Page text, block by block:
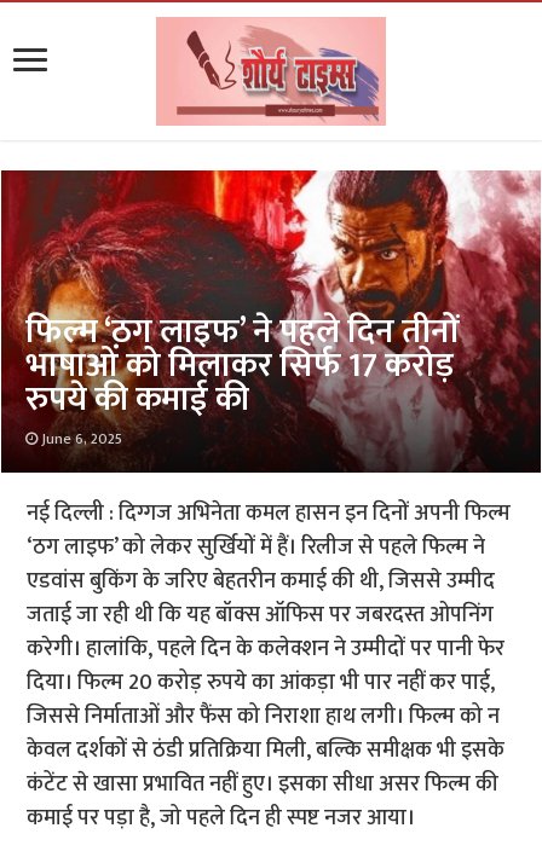
फिल्म ‘ठग लाइफ’ ने पहले दिन तीनों
भाषाओं को मिलाकर सिर्फ 17 करोड़
रुपये की कमाई की
June 6, 2025
नई दिल्ली : दिग्गज अभिनेता कमल हासन इन दिनों अपनी फिल्म
‘ठग लाइफ’ को लेकर सुर्खियों में हैं। रिलीज से पहले फिल्म ने
एडवांस बुकिंग के जरिए बेहतरीन कमाई की थी, जिससे उम्मीद
जताई जा रही थी कि यह बॉक्स ऑफिस पर जबरदस्त ओपनिंग
करेगी। हालांकि, पहले दिन के कलेक्शन ने उम्मीदों पर पानी फेर
दिया। फिल्म 20 करोड़ रुपये का आंकड़ा भी पार नहीं कर पाई,
जिससे निर्माताओं और फैंस को निराशा हाथ लगी। फिल्म को न
केवल दर्शकों से ठंडी प्रतिक्रिया मिली, बल्कि समीक्षक भी इसके
कंटेंट से खासा प्रभावित नहीं हुए। इसका सीधा असर फिल्म की
कमाई पर पड़ा है, जो पहले दिन ही स्पष्ट नजर आया।